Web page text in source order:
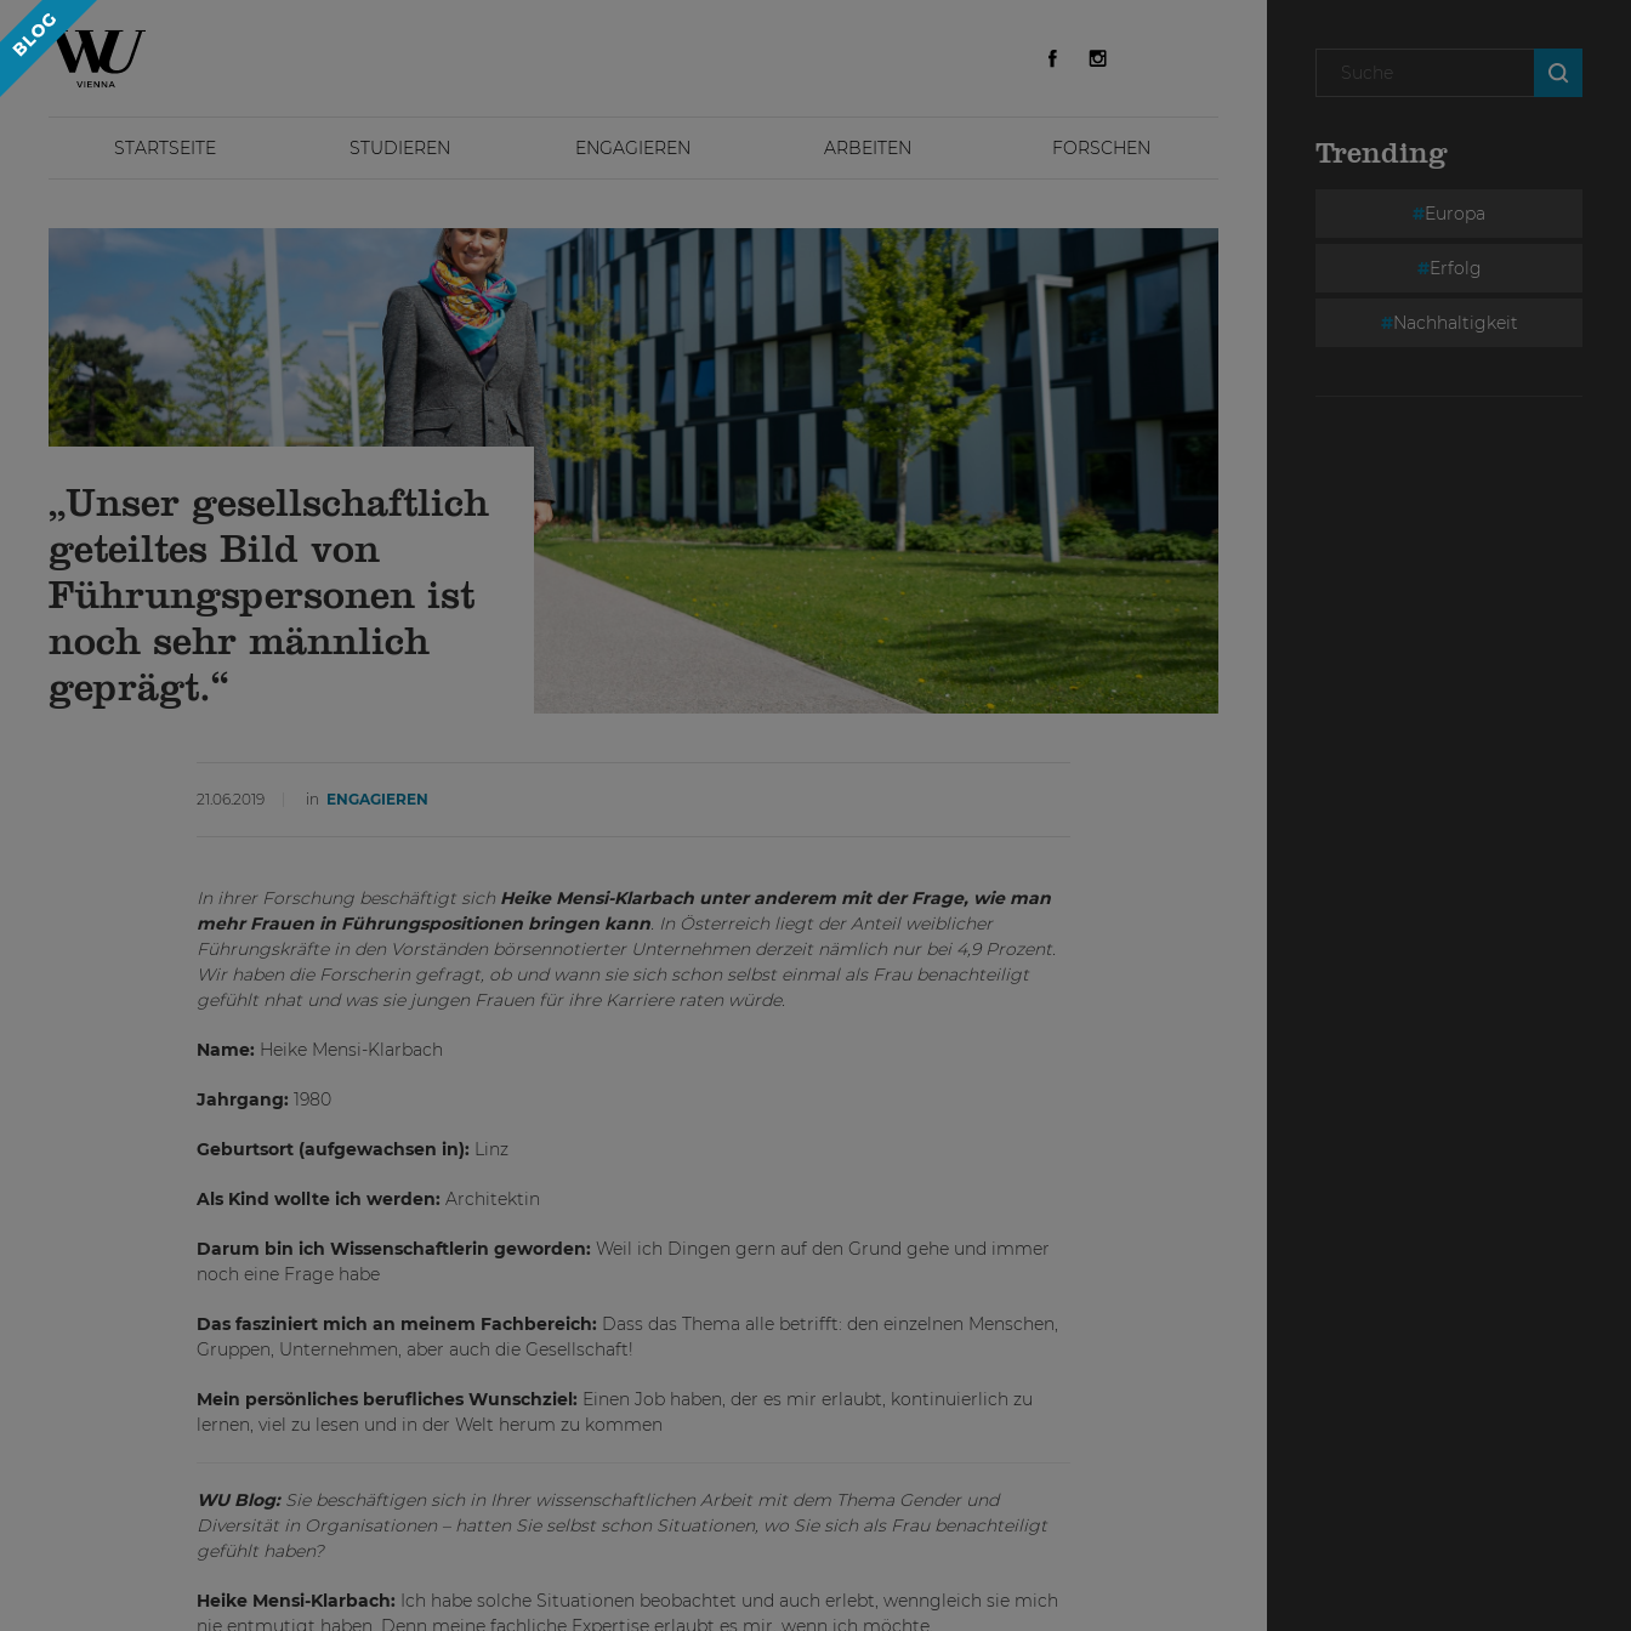
STARTSEITE STUDIEREN ENGAGIEREN ARBEITEN FORSCHEN Trending
Europa
Erfolg
Nachhaltigkeit
„Unser gesellschaftlich
geteiltes Bild von
Führungspersonen ist
noch sehr männlich
geprägt.“
21.06.2019 in ENGAGIEREN
In ihrer Forschung beschäftigt sich Heike Mensi-Klarbach unter anderem mit der Frage, wie man
mehr Frauen in Führungspositionen bringen kann. In Österreich liegt der Anteil weiblicher
Führungskräfte in den Vorständen börsennotierter Unternehmen derzeit nämlich nur bei 4,9 Prozent.
Wir haben die Forscherin gefragt, ob und wann sie sich schon selbst einmal als Frau benachteiligt
gefühlt nhat und was sie jungen Frauen für ihre Karriere raten würde.
Name: Heike Mensi-Klarbach
Jahrgang: 1980
Geburtsort (aufgewachsen in): Linz
Als Kind wollte ich werden: Architektin
Darum bin ich Wissenschaftlerin geworden: Weil ich Dingen gern auf den Grund gehe und immer
noch eine Frage habe
Das fasziniert mich an meinem Fachbereich: Dass das Thema alle betrifft: den einzelnen Menschen,
Gruppen, Unternehmen, aber auch die Gesellschaft!
Mein persönliches berufliches Wunschziel: Einen Job haben, der es mir erlaubt, kontinuierlich zu
lernen, viel zu lesen und in der Welt herum zu kommen
WU Blog:Sie beschäftigen sich in Ihrer wissenschaftlichen Arbeit mit dem Thema Gender und
Diversität in Organisationen – hatten Sie selbst schon Situationen, wo Sie sich als Frau benachteiligt
gefühlt haben?
Heike Mensi-Klarbach: Ich habe solche Situationen beobachtet und auch erlebt, wenngleich sie mich
nie entmutigt haben. Denn meine fachliche Expertise erlaubt es mir, wenn ich möchte,